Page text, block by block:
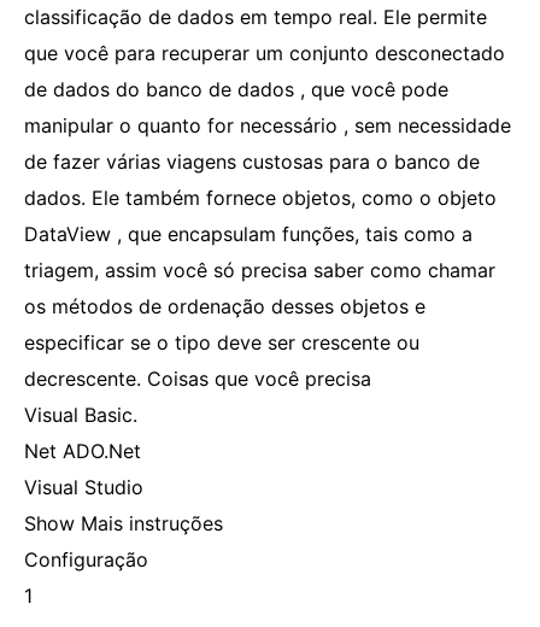
classificação de dados em tempo real. Ele permite
que você para recuperar um conjunto desconectado
de dados do banco de dados , que você pode
manipular o quanto for necessário , sem necessidade
de fazer várias viagens custosas para o banco de
dados. Ele também fornece objetos, como o objeto
DataView , que encapsulam funções, tais como a
triagem, assim você só precisa saber como chamar
os métodos de ordenação desses objetos e
especificar se o tipo deve ser crescente ou
decrescente. Coisas que você precisa
Visual Basic.
Net ADO.Net
Visual Studio
Show Mais instruções
Configuração
1